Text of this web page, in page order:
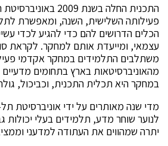
התכנית החלה בשנת 2009
פעילותה השלישית, השנה, ומאפשרת
הכלים הדרושים להם כדי להגיע לכדי
עצמאי, ומייעדת אותם למחקר. לקראת
משתלבים התלמידים במחקר אקדמי
מהאוניברסיטאות בארץ בתחומים
במחקר היא תכלית התכנית, וכביכול,
מדי שנה מאותרים על ידי אוניברסיטת
לנוער שוחר מדע, תלמידים בעלי יכולות
יתרה שמהווים את העתודה למדעני